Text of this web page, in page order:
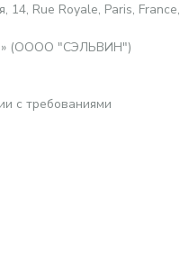
14, Rue Royale, Paris, France,
(ОООО "СЭЛЬВИН")
с требованиями